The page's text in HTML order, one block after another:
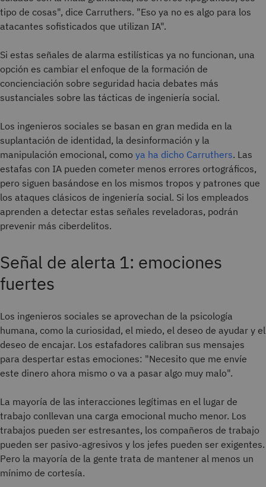
tipo de cosas", dice Carruthers. "Eso ya no es algo para los
atacantes sofisticados que utilizan IA".
Si estas señales de alarma estilísticas ya no funcionan, una
opción es cambiar el enfoque de la formación de
concienciación sobre seguridad hacia debates más
sustanciales sobre las tácticas de ingeniería social.
Los ingenieros sociales se basan en gran medida en la
suplantación de identidad, la desinformación y la
manipulación emocional, como ya ha dicho Carruthers. Las
estafas con IA pueden cometer menos errores ortográficos,
pero siguen basándose en los mismos tropos y patrones que
los ataques clásicos de ingeniería social. Si los empleados
aprenden a detectar estas señales reveladoras, podrán
prevenir más ciberdelitos.
Señal de alerta 1: emociones
fuertes
Los ingenieros sociales se aprovechan de la psicología
humana, como la curiosidad, el miedo, el deseo de ayudar y el
deseo de encajar. Los estafadores calibran sus mensajes
para despertar estas emociones: "Necesito que me envíe
este dinero ahora mismo o va a pasar algo muy malo".
La mayoría de las interacciones legítimas en el lugar de
trabajo conllevan una carga emocional mucho menor. Los
trabajos pueden ser estresantes, los compañeros de trabajo
pueden ser pasivo-agresivos y los jefes pueden ser exigentes.
Pero la mayoría de la gente trata de mantener al menos un
mínimo de cortesía.